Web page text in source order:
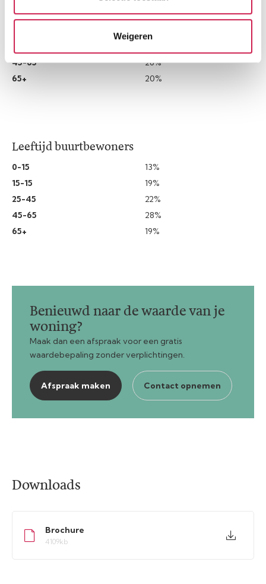
Weigeren
0-15
11%
45-65
26%
65+
20%
Leeftijd buurtbewoners
0-15
13%
15-15
19%
25-45
22%
45-65
28%
65+
19%
Benieuwd naar de waarde van je
woning?
Maak dan een afspraak voor een gratis
waardebepaling zonder verplichtingen.
Afspraak maken Contact opnemen
Downloads
Brochure
4109kb